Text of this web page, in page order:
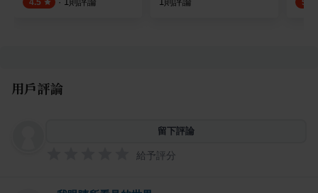
4.5 5.0
用戶評論
留下評論
給予評分